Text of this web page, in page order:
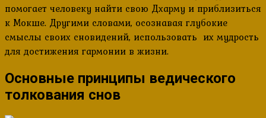
помогает человеку найти свою Дхарму и приблизиться
к Мокше. Другими словами, осознавая глубокие
смыслы своих сновидений, использовать их мудрость
для достижения гармонии в жизни.
Основные принципы ведического
толкования снов